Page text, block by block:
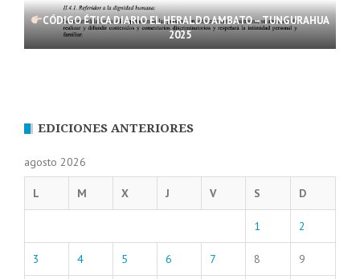
CÓDIGO ÉTICA DIARIO EL HERALDO AMBATO – TUNGURAHUA
2025
EDICIONES ANTERIORES
agosto 2026
L M X J V S D
1 2
3 4 5 6 7 8 9